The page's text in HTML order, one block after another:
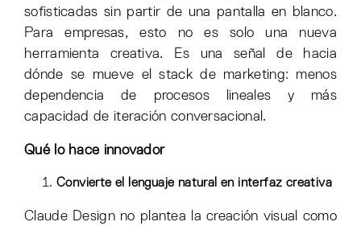
sofisticadas sin partir de una pantalla en blanco.
Para empresas, esto no es solo una nueva
herramienta creativa. Es una señal de hacia
dónde se mueve el stack de marketing: menos
dependencia de procesos lineales y más
capacidad de iteración conversacional.
Qué lo hace innovador
Convierte el lenguaje natural en interfaz creativa
Claude Design no plantea la creación visual como